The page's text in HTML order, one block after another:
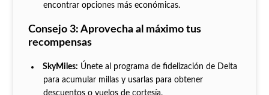
encontrar opciones más económicas.
Consejo 3: Aprovecha al máximo tus
recompensas
SkyMiles: Únete al programa de fidelización de Delta
para acumular millas y usarlas para obtener
descuentos o vuelos de cortesía.